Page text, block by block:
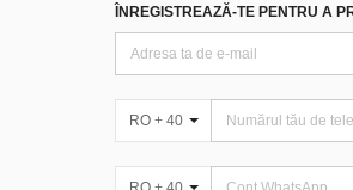
ÎNREGISTREAZĂ-TE PENTRU A
RO + 40